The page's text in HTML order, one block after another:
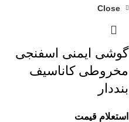
Close
گوشی ایمنی اسفنجی
مخروطی کاناسیف
بنددار
استعلام قیمت